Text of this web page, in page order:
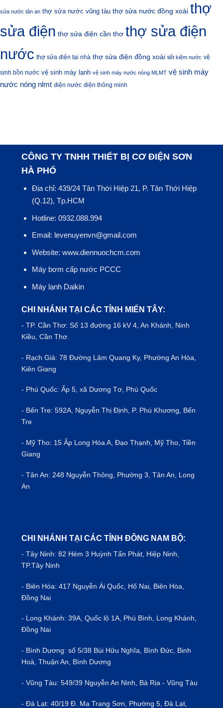
sửa nước tân an thợ sửa nước vũng tàu thợ sửa nước đồng xoài thợ
sửa điện thợ sửa điện cần thơ thợ sửa điện
nước thợ sửa điện tại nhà thợ sửa điện đồng xoài tiết kiệm nước vệ
sinh bồn nước vệ sinh máy lạnh vệ sinh máy nước nóng MLMT vệ sinh máy
nước nóng nlmt điện nước điện thông minh
CÔNG TY TNHH THIẾT BỊ CƠ ĐIỆN SƠN
HÀ PHỐ
Địa chỉ: 439/24 Tân Thới Hiệp 21, P. Tân Thới Hiệp
(Q.12), Tp.HCM
Hotline: 0932.088.994
Email: levenuyenvn@gmail.com
Website: www.diennuochcm.com
Máy bơm cấp nước PCCC
Máy lạnh Daikin
CHI NHÁNH TẠI CÁC TỈNH MIẾN TÂY:
- TP.Cần Thơ: Số 13 đường 16 kV 4, An Khánh, Ninh
Kiều, Cần Thơ.
- Rạch Giá: 78 Đường Lâm Quang Ky, Phường An Hòa,
Kiên Giang
- Phú Quốc: Ấp 5, xã Dương Tơ, Phú Quốc
- Bến Tre: 592A, Nguyễn Thị Định, P. Phú Khương, Bến
Tre
- Mỹ Tho: 15 Ấp Long Hòa A, Đạo Thạnh, Mỹ Tho, Tiền
Giang
- Tân An: 248 Nguyễn Thông, Phường 3, Tân An, Long
An
CHI NHÁNH TẠI CÁC TỈNH ĐÔNG NAM BỘ:
- Tây Ninh: 82 Hẻm 3 Huỳnh Tấn Phát, Hiệp Ninh,
TP.Tây Ninh
- Biên Hòa: 417 Nguyễn Ái Quốc, Hố Nai, Biên Hòa,
Đồng Nai
- Long Khánh: 39A, Quốc lộ 1A, Phú Bình, Long Khánh,
Đồng Nai
- Bình Dương: số 5/38 Bùi Hữu Nghĩa, Bình Đức, Binh
Hoà, Thuận An, Bình Dương
- Vũng Tàu: 549/39 Nguyễn An Ninh, Bà Rịa - Vũng Tàu
- Đà Lạt: 40/19 Đ. Ma Trang Sơn, Phường 5, Đà Lạt,